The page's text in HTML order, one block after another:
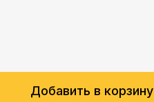
Добавить в корзину